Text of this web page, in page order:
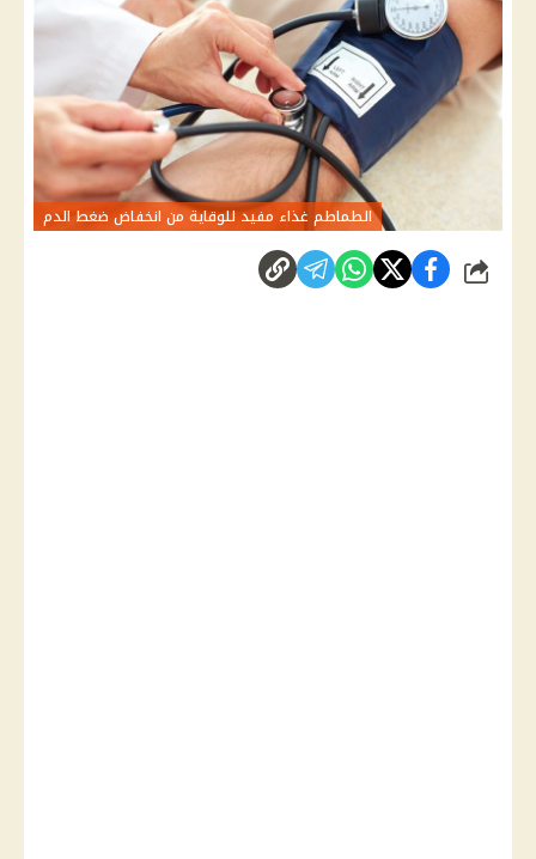
الطماطم غذاء مفيد للوقاية من انخفاض ضغط الدم
شارك